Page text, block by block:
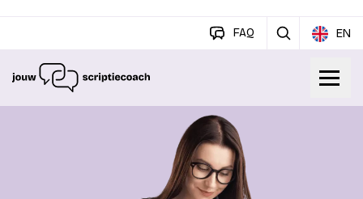
FAQ EN